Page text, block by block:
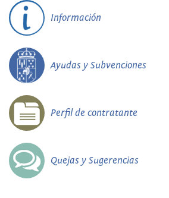
Información
Ayudas y Subvenciones
Perfil de contratante
Quejas y Sugerencias